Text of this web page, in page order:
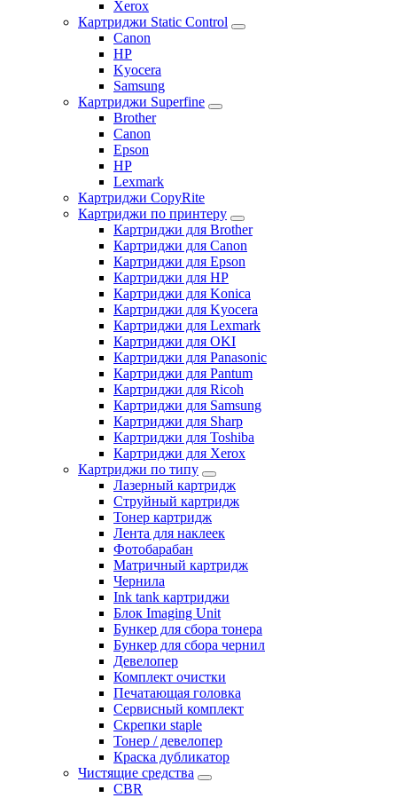
Xerox
Картриджи Static Control
Canon
HP
Kyocera
Samsung
Картриджи Superfine
Brother
Canon
Epson
HP
Lexmark
Картриджи CopyRite
Картриджи по принтеру
Картриджи для Brother
Картриджи для Canon
Картриджи для Epson
Картриджи для HP
Картриджи для Konica
Картриджи для Kyocera
Картриджи для Lexmark
Картриджи для OKI
Картриджи для Panasonic
Картриджи для Pantum
Картриджи для Ricoh
Картриджи для Samsung
Картриджи для Sharp
Картриджи для Toshiba
Картриджи для Xerox
Картриджи по типу
Лазерный картридж
Струйный картридж
Тонер картридж
Лента для наклеек
Фотобарабан
Матричный картридж
Чернила
Ink tank картриджи
Блок Imaging Unit
Бункер для сбора тонера
Бункер для сбора чернил
Девелопер
Комплект очистки
Печатающая головка
Сервисный комплект
Скрепки staple
Тонер / девелопер
Краска дубликатор
Чистящие средства
CBR